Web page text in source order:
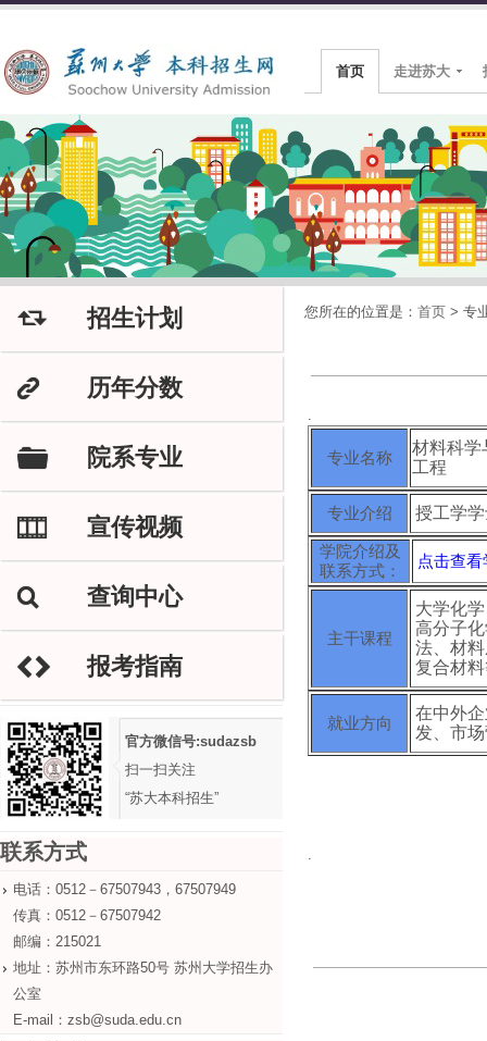
首页 走进苏大
J 招生计划
K 历年分数
F 院系专业
M 宣传视频
L 查询中心
H 报考指南
官方微信号:sudazsb
扫一扫关注
“苏大本科招生”
联系方式
电话：0512－67507943，67507949
传真：0512－67507942
邮编：215021
地址：苏州市东环路50号 苏州大学招生办
公室
E-mail：zsb@suda.edu.cn
您所在的位置是： 首页 > 专
.
专业名称
材料科学
工程
专业介绍 授工学
学院介绍及
联系方式：
点击查
主干课程
大学化
高分子
法、材
复合材
就业方向
在中外
发、市
.